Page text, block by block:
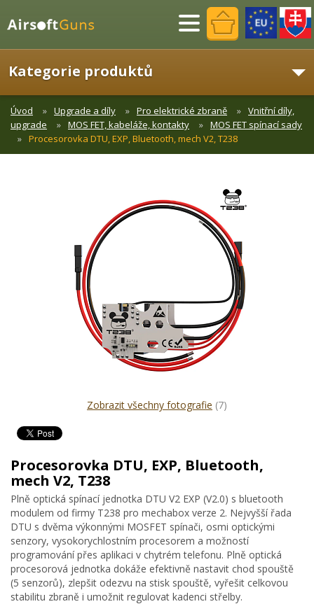
Menu
Kategorie produktů
Úvod Upgrade a díly Pro elektrické zbraně
Vnitřní díly,
upgrade
MOS FET, kabeláže, kontakty
MOS FET spínací sady
Procesorovka DTU, EXP, Bluetooth, mech V2, T238
Zobrazit všechny fotografie (7)
Procesorovka DTU, EXP, Bluetooth,
mech V2, T238
Plně optická spínací jednotka DTU V2 EXP (V2.0) s bluetooth
modulem od firmy T238 pro mechabox verze 2. Nejvyšší řada
DTU s dvěma výkonnými MOSFET spínači, osmi optickými
senzory, vysokorychlostním procesorem a možností
programování přes aplikaci v chytrém telefonu. Plně optická
procesorová jednotka dokáže efektivně nastavit chod spouště
(5 senzorů), zlepšit odezvu na stisk spouště, vyřešit celkovou
stabilitu zbraně i umožnit regulovat kadenci střelby.